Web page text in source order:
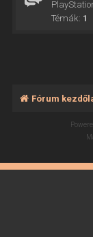
Témák: 1
Fórum